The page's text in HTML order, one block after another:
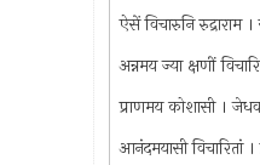
ऐसें विचारुनि रुद्राराम
अन्नमय ज्या क्षणीं
प्राणमय कोशासी ।
आनंदमयासी विचारितां ।